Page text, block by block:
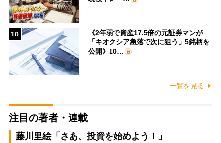
10
《2年弱で資産17.5倍の元証券マンが
「キオクシア急落で次に狙う」5銘柄を
公開》10…
一覧を見る
注目の著者・連載
藤川里絵「さあ、投資を始めよう！」